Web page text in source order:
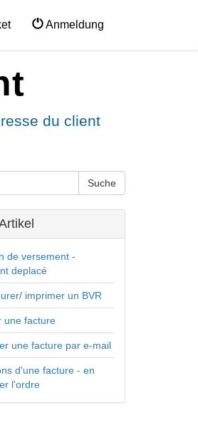
Anmeldung
du client
de versement -
deplacé
imprimer un BVR
une facture
une facture par e-mail
d'une facture - en
l'ordre